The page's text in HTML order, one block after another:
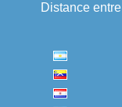
Distance entre